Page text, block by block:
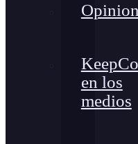
en los
medios